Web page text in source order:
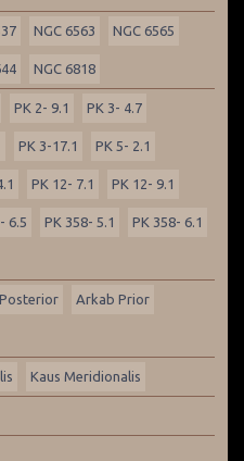
NGC 6563 NGC 6565
NGC 6818
PK 2- 9.1 PK 3- 4.7
PK 3-17.1 PK 5- 2.1
PK 12- 7.1 PK 12- 9.1
6.5 PK 358- 5.1 PK 358- 6.1
Arkab Prior
Kaus Meridionalis